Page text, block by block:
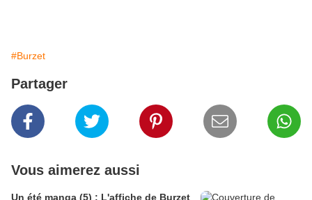
#Burzet
Partager
Vous aimerez aussi
Un été manga (5) : L'affiche de Burzet